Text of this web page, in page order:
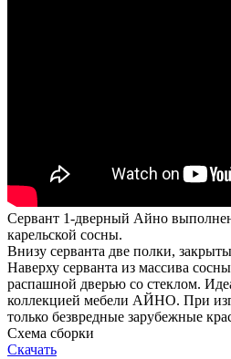
Сервант 1-дверный Айно
карельской сосны.
Внизу серванта две полки,
Наверху серванта из массива
распашной дверью со стеклом.
коллекцией мебели АЙНО. При
только безвредные зарубежные
Схема сборки
Скачать